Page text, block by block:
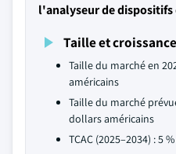
l'analyseur de
Taille et
Taille du marché en
américains
Taille du marché
dollars américains
TCAC (2025–2034) : 5 %